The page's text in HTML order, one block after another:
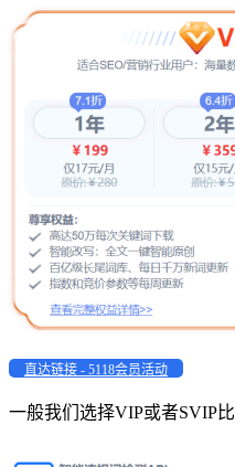
直达链接 - 5118会员活动
一般我们选择VIP或者SVIP